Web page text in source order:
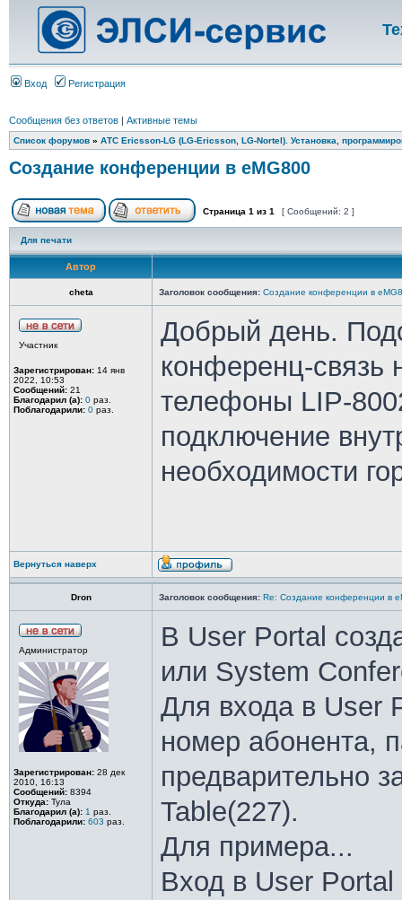
Вход Регистрация
Сообщения без ответов | Активные темы
Список форумов » АТС Ericsson-LG (LG-Ericsson, LG-Nortel). Установка,
Создание конференции в eMG800
Страница 1 из 1 [ Сообщений: 2 ]
Для печати
Автор
cheta Заголовок сообщения: Создание конференции в
Участник
Зарегистрирован: 14 янв
2022, 10:53
Сообщений: 21
Благодарил (а): 0 раз.
Поблагодарили: 0 раз.
Добрый день.
конференц-связь
телефоны LIP-
подключение
необходимости
Вернуться наверх
Dron Заголовок сообщения: Re: Создание конференции в
Администратор
Зарегистрирован: 28 дек
2010, 16:13
Сообщений: 8394
Откуда: Тула
Благодарил (а): 1 раз.
Поблагодарили: 603 раз.
В User Portal
или System
Для входа в User
номер абонента,
предварительно
Table(227).
Для примера...
Вход в User Portal